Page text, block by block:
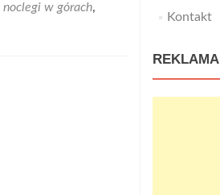
noclegi w górach,
Kontakt
REKLAMA